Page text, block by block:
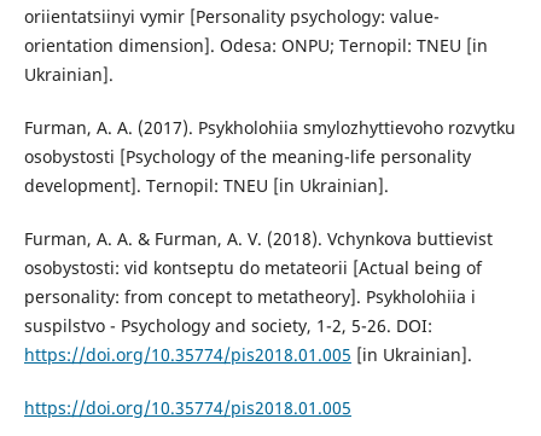
oriientatsiinyi vymir [Personality psychology: value-
orientation dimension]. Odesa: ONPU; Ternopil: TNEU [in
Ukrainian].
Furman, A. A. (2017). Psykholohiia smylozhyttievoho rozvytku
osobystosti [Psychology of the meaning-life personality
development]. Ternopil: TNEU [in Ukrainian].
Furman, A. A. & Furman, A. V. (2018). Vchynkova buttievist
osobystosti: vid kontseptu do metateorii [Actual being of
personality: from concept to metatheory]. Psykholohiia i
suspilstvo - Psychology and society, 1-2, 5-26. DOI:
https://doi.org/10.35774/pis2018.01.005 [in Ukrainian].
https://doi.org/10.35774/pis2018.01.005